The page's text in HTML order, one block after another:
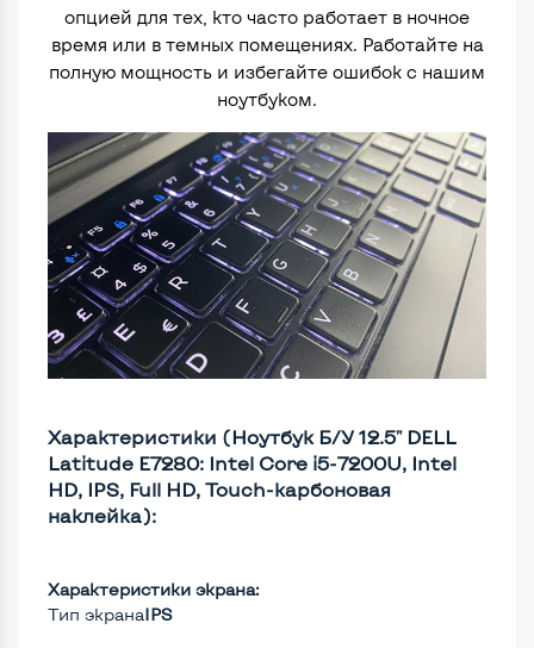
опцией для тех, кто часто работает в ночное
время или в темных помещениях. Работайте на
полную мощность и избегайте ошибок с нашим
ноутбуком.
Характеристики (Ноутбук Б/У 12.5" DELL
Latitude E7280: Intel Core i5-7200U, Intel
HD, IPS, Full HD, Touch-карбоновая
наклейка):
Характеристики экрана:
Тип экранаIPS